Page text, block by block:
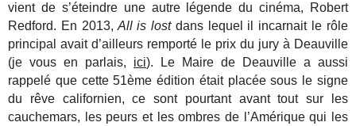
vient de s’éteindre une autre légende du cinéma, Robert
Redford. En 2013, All is lost dans lequel il incarnait le rôle
principal avait d’ailleurs remporté le prix du jury à Deauville
(je vous en parlais, ici). Le Maire de Deauville a aussi
rappelé que cette 51ème édition était placée sous le signe
du rêve californien, ce sont pourtant avant tout sur les
cauchemars, les peurs et les ombres de l’Amérique qui les